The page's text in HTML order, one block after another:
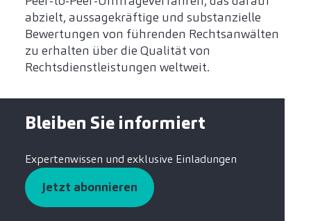
abzielt, aussagekräftige und substanzielle
Bewertungen von führenden Rechtsanwälten
zu erhalten über die Qualität von
Rechtsdienstleistungen weltweit.
Bleiben Sie informiert
Expertenwissen und exklusive Einladungen
Jetzt abonnieren